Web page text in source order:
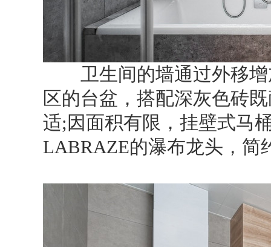
卫生间的墙通过外移增
区的台盆，搭配深灰色砖
适;因面积有限，挂壁式马
LABRAZE的瀑布龙头，简